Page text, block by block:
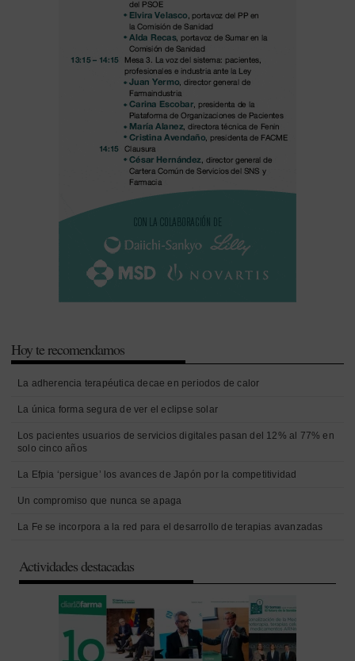
Hoy te recomendamos
La adherencia terapéutica decae en periodos de calor
La única forma segura de ver el eclipse solar
Los pacientes usuarios de servicios digitales pasan del 12% al 77% en
solo cinco años
La Efpia ‘persigue’ los avances de Japón por la competitividad
Un compromiso que nunca se apaga
La Fe se incorpora a la red para el desarrollo de terapias avanzadas
Actividades destacadas